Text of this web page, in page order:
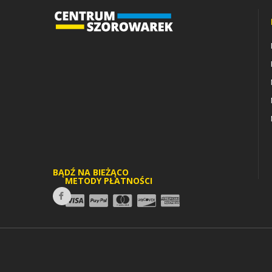
BĄDŹ NA BIEŻĄCO
METODY PŁATNOŚCI